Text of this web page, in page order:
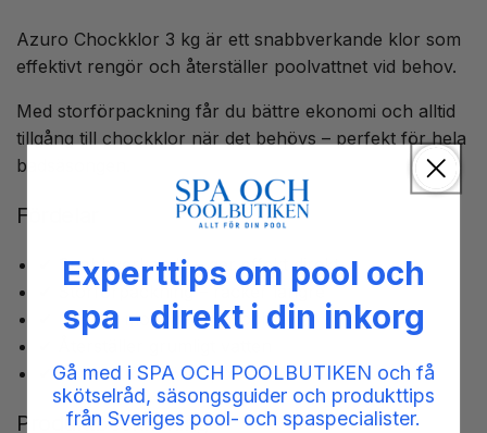
Azuro Chockklor 3 kg är ett snabbverkande klor som
effektivt rengör och återställer poolvattnet vid behov.
Med storförpackning får du bättre ekonomi och alltid
tillgång till chockklor när det behövs – perfekt för hela
badsäsongen.
Fördelar
✔ Snabbverkande – ger effekt direkt
✔ Storförpackning – räcker längre
✔ Effektiv mot bakterier och alger
✔ Perfekt för större pooler
Produktbeskrivning
Experttips om pool och
spa - direkt i din inkorg
Gå med i SPA OCH POOLBUTIKEN och få
skötselråd, säsongsguider och produkttips
från Sveriges pool- och spaspecialister.